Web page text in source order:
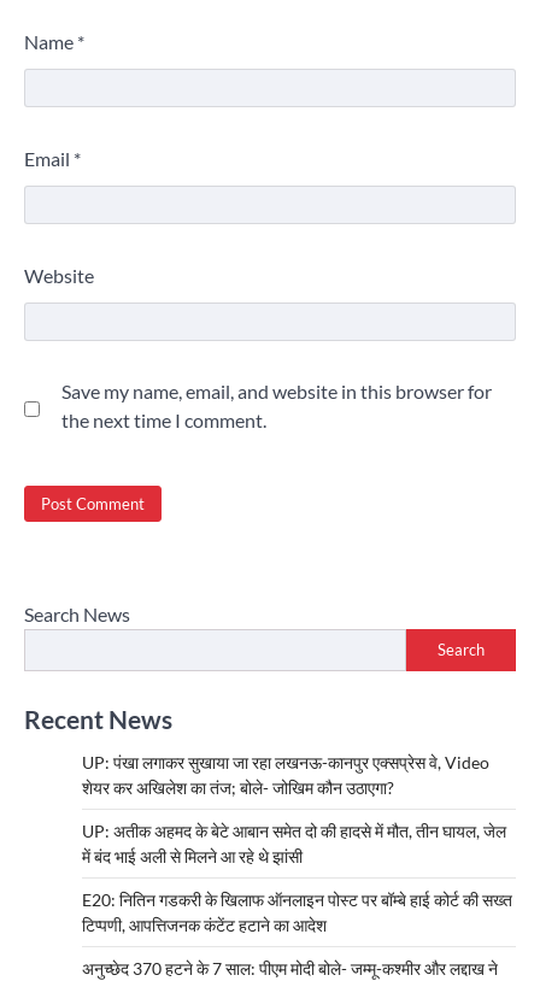
Name *
Email *
Website
Save my name, email, and website in this browser for
the next time I comment.
Search News
Search
Recent News
UP: पंखा लगाकर सुखाया जा रहा लखनऊ-कानपुर एक्सप्रेस वे, Video
शेयर कर अखिलेश का तंज; बोले- जोखिम कौन उठाएगा?
UP: अतीक अहमद के बेटे आबान समेत दो की हादसे में मौत, तीन घायल, जेल
में बंद भाई अली से मिलने आ रहे थे झांसी
E20: नितिन गडकरी के खिलाफ ऑनलाइन पोस्ट पर बॉम्बे हाई कोर्ट की सख्त
टिप्पणी, आपत्तिजनक कंटेंट हटाने का आदेश
अनुच्छेद 370 हटने के 7 साल: पीएम मोदी बोले- जम्मू-कश्मीर और लद्दाख ने